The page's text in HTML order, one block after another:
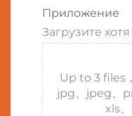
Приложение
Загрузите
Up to 3 files
jpg、jpeg、
xls